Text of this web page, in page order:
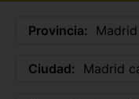
Provincia: Madrid
Ciudad: Madrid